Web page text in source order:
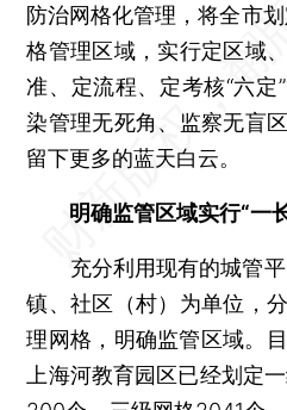
防治网格化管理，将全市
格管理区域，实行定区域
准、定流程、定考核“六
染管理无死角、监察无盲
留下更多的蓝天白云。
明确监管区域实行“一
充分利用现有的城管平
镇、社区（村）为单位，
理网格，明确监管区域。
上海河教育园区已经划定